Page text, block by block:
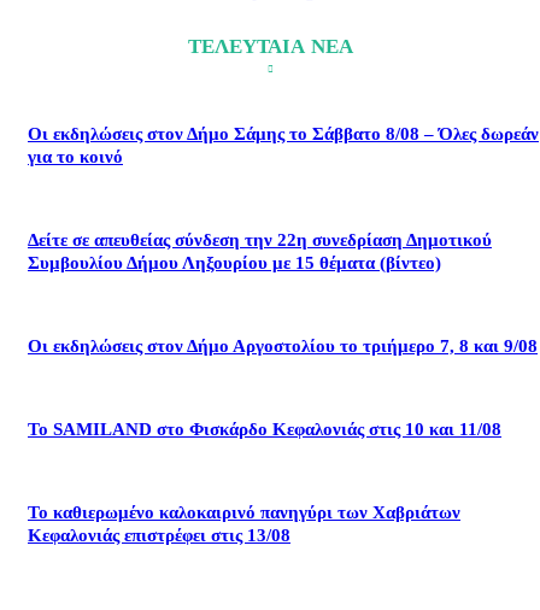
ΤΕΛΕΥΤΑΙΑ ΝΕΑ
Οι εκδηλώσεις στον Δήμο Σάμης το Σάββατο 8/08 – Όλες δωρεάν
για το κοινό
Δείτε σε απευθείας σύνδεση την 22η συνεδρίαση Δημοτικού
Συμβουλίου Δήμου Ληξουρίου με 15 θέματα (βίντεο)
Οι εκδηλώσεις στον Δήμο Αργοστολίου το τριήμερο 7, 8 και 9/08
Το SAMILAND στο Φισκάρδο Κεφαλονιάς στις 10 και 11/08
Το καθιερωμένο καλοκαιρινό πανηγύρι των Χαβριάτων
Κεφαλονιάς επιστρέφει στις 13/08